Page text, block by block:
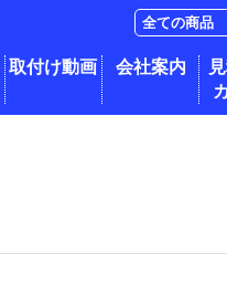
取付け動画 会社案内